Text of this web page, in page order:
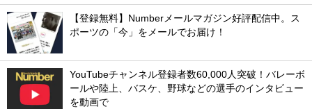
【登録無料】Numberメールマガジン好評配信中。ス
ポーツの「今」をメールでお届け！
YouTubeチャンネル登録者数60,000人突破！バレーボ
ールや陸上、バスケ、野球などの選手のインタビュー
を動画で